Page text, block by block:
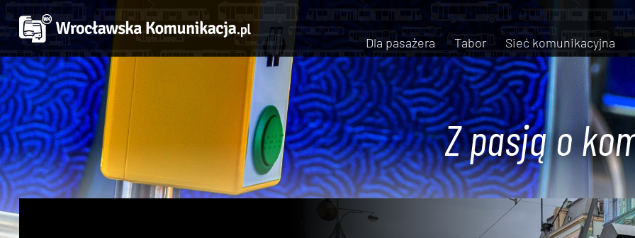
Dla pasażera Tabor Sieć komunikacyjna
Z pasją o